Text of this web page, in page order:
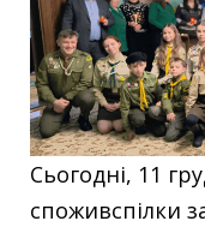
Сьогодні, 11
споживспілки